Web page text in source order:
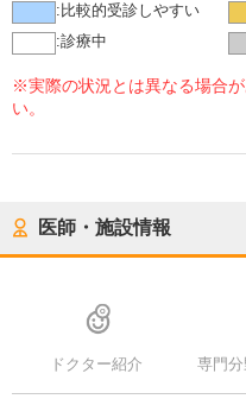
: 比較的受診しやすい
:診療中
※実際の状況とは異なる場合
い。
医師・施設情報
ドクター紹介 専門